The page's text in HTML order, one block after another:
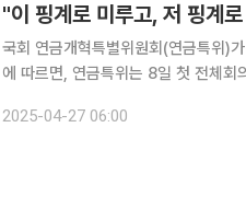
"이 핑계로 미루고, 저 핑계
국회 연금개혁특별위원회(연금특위)가 ‘개점휴업
에 따르면, 연금특위는 8일 첫 전체회의 이후 논의를
일피일 미뤄지고 있다. 2일로 예정됐
2025-04-27 06:00